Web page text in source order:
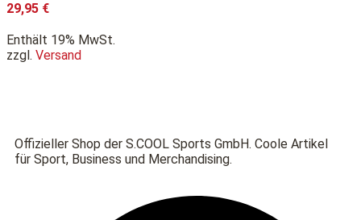
29,95 €
Enthält 19% MwSt.
zzgl. Versand
Offizieller Shop der S.COOL Sports GmbH. Coole Artikel
für Sport, Business und Merchandising.